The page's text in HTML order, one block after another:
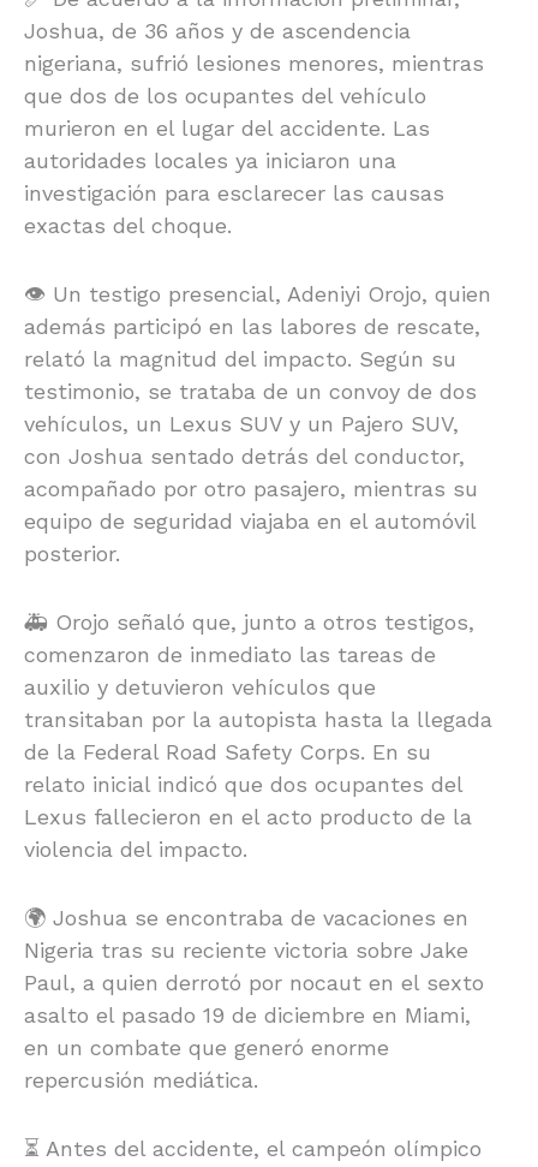
Joshua, de 36 años y de ascendencia
nigeriana, sufrió lesiones menores, mientras
que dos de los ocupantes del vehículo
murieron en el lugar del accidente. Las
autoridades locales ya iniciaron una
investigación para esclarecer las causas
exactas del choque.
👁️ Un testigo presencial, Adeniyi Orojo, quien
además participó en las labores de rescate,
relató la magnitud del impacto. Según su
testimonio, se trataba de un convoy de dos
vehículos, un Lexus SUV y un Pajero SUV,
con Joshua sentado detrás del conductor,
acompañado por otro pasajero, mientras su
equipo de seguridad viajaba en el automóvil
posterior.
🚑 Orojo señaló que, junto a otros testigos,
comenzaron de inmediato las tareas de
auxilio y detuvieron vehículos que
transitaban por la autopista hasta la llegada
de la Federal Road Safety Corps. En su
relato inicial indicó que dos ocupantes del
Lexus fallecieron en el acto producto de la
violencia del impacto.
🌍 Joshua se encontraba de vacaciones en
Nigeria tras su reciente victoria sobre Jake
Paul, a quien derrotó por nocaut en el sexto
asalto el pasado 19 de diciembre en Miami,
en un combate que generó enorme
repercusión mediática.
⏳ Antes del accidente, el campeón olímpico